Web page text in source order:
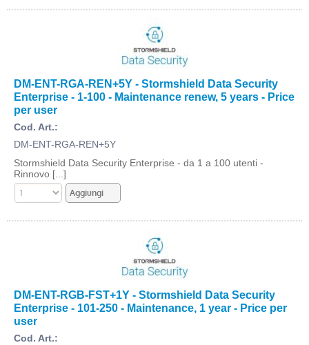
DM-ENT-RGA-REN+5Y - Stormshield Data Security
Enterprise - 1-100 - Maintenance renew, 5 years - Price
per user
Cod. Art.:
DM-ENT-RGA-REN+5Y
Stormshield Data Security Enterprise - da 1 a 100 utenti -
Rinnovo [...]
DM-ENT-RGB-FST+1Y - Stormshield Data Security
Enterprise - 101-250 - Maintenance, 1 year - Price per
user
Cod. Art.: